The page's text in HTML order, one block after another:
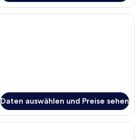
Zimmersafe, Schreibtisch,
Daten auswählen und Preise sehen
Zimmersafe, Schreibtisch,